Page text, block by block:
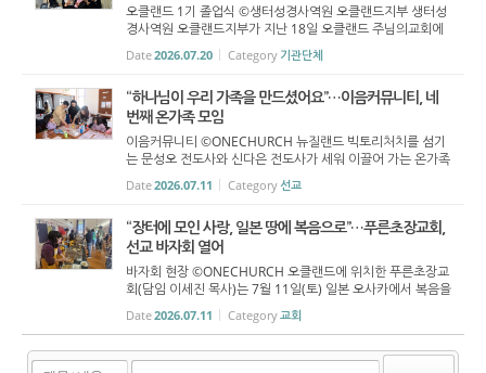
오클랜드 1기 졸업식 ©생터성경사역원 오클랜드지부 생터성
경사역원 오클랜드지부가 지난 18일 오클랜드 주님의교회에
서 ‘생터 전문강사스쿨 오클랜드 1기 졸업식’을 개최했다. 이날
졸업식에서는 7개월간의 교육과정을 마친 졸업생 13명이 ...
Date2026.07.20 Category 기관단체
“하나님이 우리 가족을 만드셨어요”…이음커뮤니티, 네
번째 온가족 모임
이음커뮤니티 ©ONECHURCH 뉴질랜드 빅토리처치를 섬기
는 문성오 전도사와 신다은 전도사가 세워 이끌어 가는 온가족
예배 공동체 ‘이음커뮤니티’가 7월 11일 네 번째 정기 모임을
열었다. 이날 모임에는 약 10가정의 부모와 자녀가 참여해
Date2026.07.11 Category선교
“장터에 모인 사랑, 일본 땅에 복음으로”…푸른초장교회,
선교 바자회 열어
바자회 현장 ©ONECHURCH 오클랜드에 위치한 푸른초장교
회(담임 이세진 목사)는 7월 11일(토) 일본 오사카에서 복음을
전하는 장욱재 선교사를 후원하기 위한 일일 선교 바자회를 열
었다. 성도들은 음식과 의류, 생활용품 등을 자발적으로 준비
했으며, 이...
Date2026.07.11 Category교회